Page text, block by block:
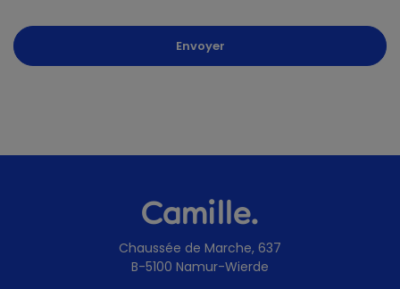
Envoyer
Camille.
Chaussée de Marche, 637
B-5100 Namur-Wierde